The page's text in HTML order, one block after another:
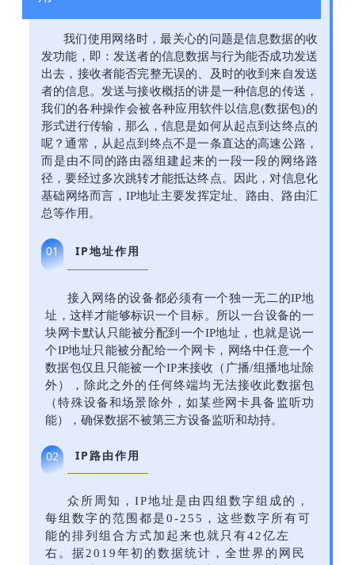
我们使用网络时，最关心的问题是信息数据的收
发功能，即：发送者的信息数据与行为能否成功发送
出去，接收者能否完整无误的、及时的收到来自发送
者的信息。发送与接收概括的讲是一种信息的传送，
我们的各种操作会被各种应用软件以信息(数据包)的
形式进行传输，那么，信息是如何从起点到达终点的
呢？通常，从起点到终点不是一条直达的高速公路，
而是由不同的路由器组建起来的一段一段的网络路
径，要经过多次跳转才能抵达终点。因此，对信息化
基础网络而言，IP地址主要发挥定址、路由、路由汇
总等作用。
01 IP地址作用
接入网络的设备都必须有一个独一无二的IP地
址，这样才能够标识一个目标。所以一台设备的一
块网卡默认只能被分配到一个IP地址，也就是说一
个IP地址只能被分配给一个网卡，网络中任意一个
数据包仅且只能被一个IP来接收（广播/组播地址除
外），除此之外的任何终端均无法接收此数据包
（特殊设备和场景除外，如某些网卡具备监听功
能），确保数据不被第三方设备监听和劫持。
02 IP路由作用
众所周知，IP地址是由四组数字组成的，
每组数字的范围都是0-255，这些数字所有可
能的排列组合方式加起来也就只有42亿左
右。据2019年初的数据统计，全世界的网民